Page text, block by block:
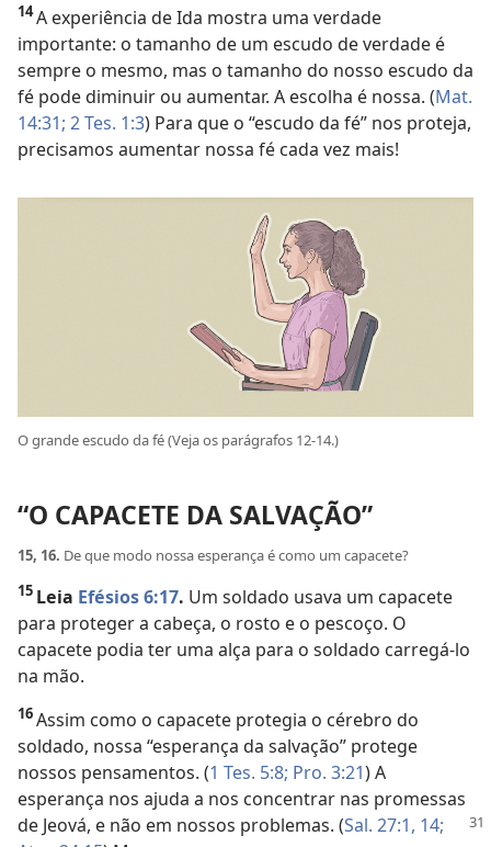
14A experiência de Ida mostra uma verdade
importante: o tamanho de um escudo de verdade é
sempre o mesmo, mas o tamanho do nosso escudo da
fé pode diminuir ou aumentar. A escolha é nossa. (Mat.
14:31; 2 Tes. 1:3) Para que o “escudo da fé” nos proteja,
precisamos aumentar nossa fé cada vez mais!
O grande escudo da fé (Veja os parágrafos 12-14.)
“O CAPACETE DA SALVAÇÃO”
15, 16. De que modo nossa esperança é como um capacete?
15 Leia Efésios 6:17. Um soldado usava um capacete
para proteger a cabeça, o rosto e o pescoço. O
capacete podia ter uma alça para o soldado carregá-lo
na mão.
16Assim como o capacete protegia o cérebro do
soldado, nossa “esperança da salvação” protege
nossos pensamentos. (1 Tes. 5:8; Pro. 3:21) A
esperança nos ajuda a nos concentrar nas promessas
de Jeová, e não em nossos problemas. (Sal. 27:1, 14;